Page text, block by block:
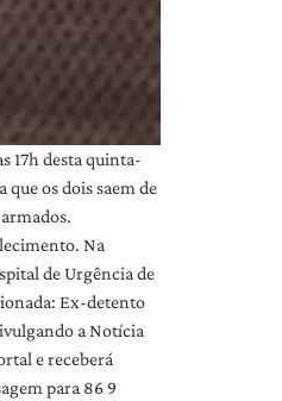
17h desta quinta-
os dois saem de
Na
de Urgência de
Ex-detento
a Notícia
e receberá
para 86 9